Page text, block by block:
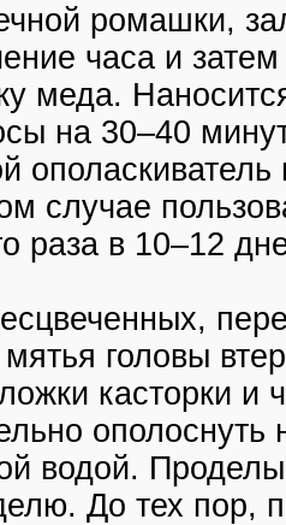
ромашки,
часа и
меда.
на 30–40
случае
раза в 10–12
головы
касторки и
водой.
До тех пор,